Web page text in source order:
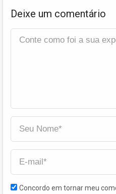
Deixe um comentário
Concordo em tornar meu